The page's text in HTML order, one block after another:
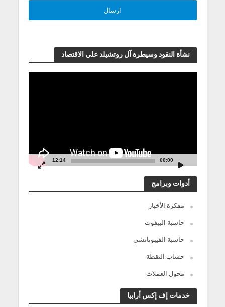
نشأة النقود وسيطرة آل روتشيلد علي الاقتصاد
00:00
12:14
أدوات وبرامج
مفكرة الأخبار
حاسبة البيفوت
حاسبة الفيبوناتشي
حساب النقطة
محول العملات
خدمات إف إكس أرابيا